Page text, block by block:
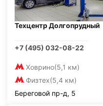
Техцентр Долгопрудный
+7 (495) 032-08-22
Ховрино(5,1 км)
Физтех(5,4 км)
Береговой пр-д, 5